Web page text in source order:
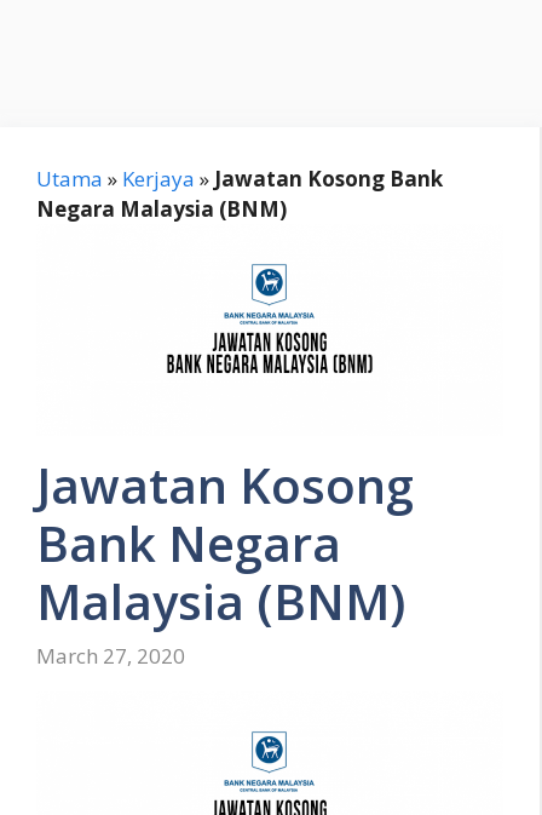
Utama » Kerjaya » Jawatan Kosong Bank
Negara Malaysia (BNM)
Jawatan Kosong
Bank Negara
Malaysia (BNM)
March 27, 2020